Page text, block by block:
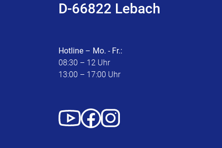
D-66822 Lebach
Hotline – Mo. - Fr.:
08:30 – 12 Uhr
13:00 – 17:00 Uhr